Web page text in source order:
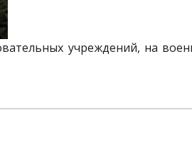
учреждений, на